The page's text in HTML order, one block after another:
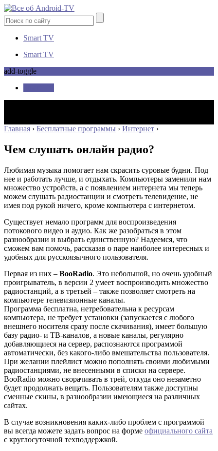
Smart TV
Smart TV
add-toggle
Главная › Бесплатные программы › Интернет ›
Чем слушать онлайн радио?
Любимая музыка помогает нам скрасить суровые будни. Под
нее и работать лучше, и отдыхать. Компьютеры заменили нам
множество устройств, а с появлением интернета мы теперь
можем слушать радиостанции и смотреть телевидение, не
имея под рукой ничего, кроме компьютера с интернетом.
Существует немало программ для воспроизведения
потокового видео и аудио. Как же разобраться в этом
разнообразии и выбрать единственную? Надеемся, что
сможем вам помочь, рассказав о паре наиболее интересных и
удобных для русскоязычного пользователя.
Первая из них – BooRadio. Это небольшой, но очень удобный
проигрыватель, в версии 2 умеет воспроизводить множество
радиостанций, а в третьей – также позволяет смотреть на
компьютере телевизионные каналы.
Программа бесплатна, нетребовательна к ресурсам
компьютера, не требует установки (запускается с любого
внешнего носителя сразу после скачивания), имеет большую
базу радио- и ТВ-каналов, а новые каналы, регулярно
добавляющиеся на сервер, распознаются программой
автоматически, без какого-либо вмешательства пользователя.
При желании плейлист можно пополнять своими любимыми
радиостанциями, не внесенными в списки на сервере.
BooRadio можно сворачивать в трей, откуда оно незаметно
будет продолжать вещать. Пользователям также доступны
сменные скины, в разнообразии имеющиеся на различных
сайтах.
В случае возникновения каких-либо проблем с программой
вы всегда можете задать вопрос на форме официального сайта
с круглосуточной техподдержкой.